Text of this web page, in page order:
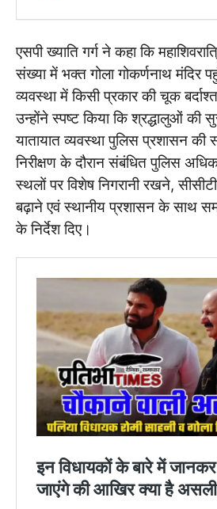
एसपी ख्याति गर्ग ने कहा कि
संख्या में भक्त गोला गोकर्णनाथ मंदिर
व्यवस्था में किसी प्रकार की चूक
उन्होंने स्पष्ट किया कि श्रद्धालुओं की
यातायात व्यवस्था पुलिस प्रशासन की
निरीक्षण के दौरान संबंधित पुलिस
स्थलों पर विशेष निगरानी रखने,
बढ़ाने एवं स्थानीय प्रशासन के साथ
के निर्देश दिए।